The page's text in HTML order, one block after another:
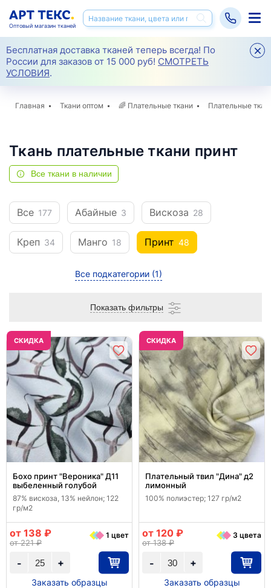
Бесплатная доставка тканей теперь всегда! По
России для заказов от 15 000 руб! СМОТРЕТЬ
УСЛОВИЯ.
Оптовый магазин тканей
Главная Ткани оптом 🌈 Плательные ткани Плательные
Ткань плательные ткани принт
Все ткани в наличии
Все 177 Абайные 3 Вискоза 28
Креп 34 Манго 18 Принт 48
Все подкатегории (1)
Показать фильтры
CКИДКА
Бохо принт "Вероника" Д11
выбеленный голубой
87% вискоза, 13% нейлон; 122
гр/м2
+
-
от 138 ₽
от 221 ₽
1 цвет
Заказать образцы
CКИДКА
Плательный твил "Дина" д2
лимонный
100% полиэстер; 127 гр/м2
+
-
от 120 ₽
от 138 ₽
3 цвета
Заказать образцы